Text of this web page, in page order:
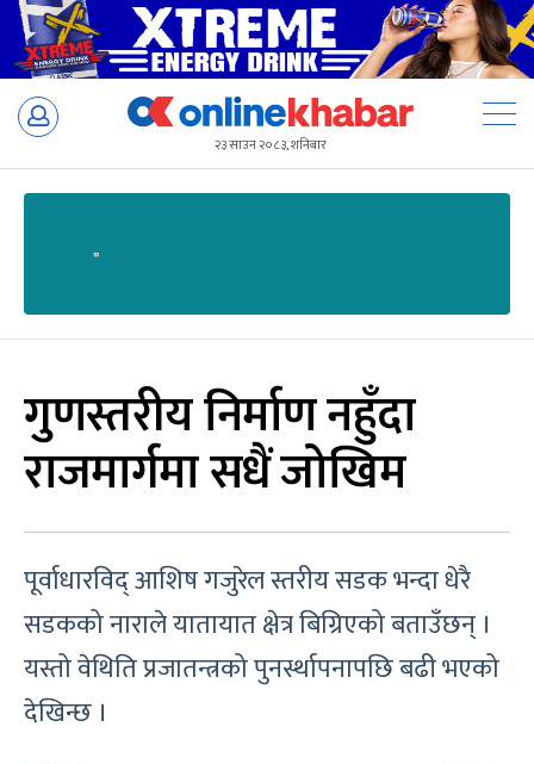
Skip
२३ साउन २०८३, शनिबार
गुणस्तरीय निर्माण नहुँदा
राजमार्गमा सधैं जोखिम
पूर्वाधारविद् आशिष गजुरेल स्तरीय सडक भन्दा धेरै
सडकको नाराले यातायात क्षेत्र बिग्रिएको बताउँछन् ।
यस्तो वेथिति प्रजातन्त्रको पुनर्स्थापनापछि बढी भएको
देखिन्छ ।